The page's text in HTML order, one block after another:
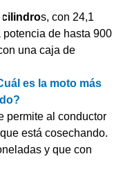
cilindros, con 24,1
potencia de hasta 900
una caja de
es la moto más
permite al conductor
está cosechando.
y que con